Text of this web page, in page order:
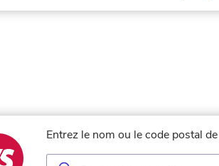
Entrez le nom ou le code postal